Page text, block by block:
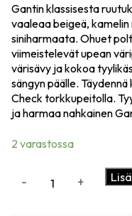
Gantin klassisesta
vaaleaa beigeä,
siniharmaata. Ohuet
viimeistelevät upean
värisävy ja kokoa
sängyn päälle.
Check torkkupeitolla.
ja harmaa nahkainen
2 varastossa
- +